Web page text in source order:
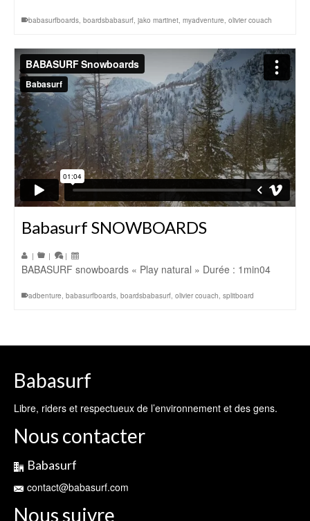
babasurfboards, boardsbabasurf, jako martinet, myadventure, olivier couach
Babasurf SNOWBOARDS
| | |
BABASURF snowboards « Play natural » Durée : 1min04
adbenture, babasurfboards, boardsbabasurf, olivier couach, splitboard
Babasurf
Libre, riders et respectueux de l’environnement et des gens.
Nous contacter
Babasurf
contact@babasurf.com
Nous suivre